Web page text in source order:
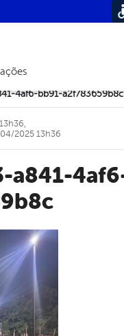
de navegação
4af6-bb91-a2f783659b8c
2025 13h36